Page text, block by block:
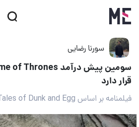
سورنا رضایی
قرار دارد
فیلمنامه بر اساس Tales of Dunk and Egg نوشته می‌شود